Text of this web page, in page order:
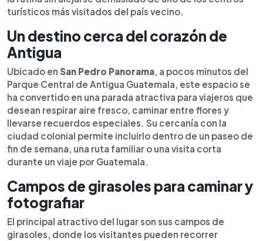
restaurante y áreas abiertas para compartir.
Además, cuenta con un campo de lavanda donde
los visitantes pueden cortar su propio ramito, una
cancha de pickleball y acceso pet-friendly. Su
cercanía con la ciudad colonial permite incluirlo
fácilmente en un viaje de fin de semana por
Guatemala.
turísticos más visitados del país vecino.
Un destino cerca del corazón de
Antigua
Ubicado en San Pedro Panorama, a pocos minutos del
Parque Central de Antigua Guatemala, este espacio se
ha convertido en una parada atractiva para viajeros que
desean respirar aire fresco, caminar entre flores y
llevarse recuerdos especiales. Su cercanía con la
ciudad colonial permite incluirlo dentro de un paseo de
fin de semana, una ruta familiar o una visita corta
durante un viaje por Guatemala.
Campos de girasoles para caminar y
fotografiar
El principal atractivo del lugar son sus campos de
girasoles, donde los visitantes pueden recorrer